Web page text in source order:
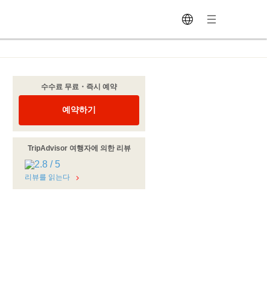
수수료 무료・즉시 예약
예약하기
TripAdvisor 여행자에 의한 리뷰
리뷰를 읽는다